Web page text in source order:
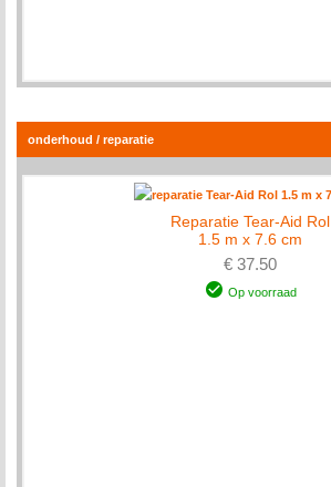
onderhoud / reparatie
Reparatie Tear-Aid Rol
1.5 m x 7.6 cm
€ 37.50
Op voorraad